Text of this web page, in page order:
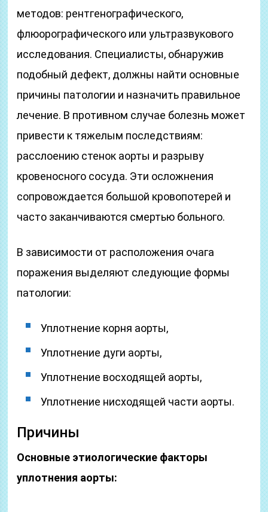
методов: рентгенографического,
флюорографического или ультразвукового
исследования. Специалисты, обнаружив
подобный дефект, должны найти основные
причины патологии и назначить правильное
лечение. В противном случае болезнь может
привести к тяжелым последствиям:
расслоению стенок аорты и разрыву
кровеносного сосуда. Эти осложнения
сопровождается большой кровопотерей и
часто заканчиваются смертью больного.
В зависимости от расположения очага
поражения выделяют следующие формы
патологии:
Уплотнение корня аорты,
Уплотнение дуги аорты,
Уплотнение восходящей аорты,
Уплотнение нисходящей части аорты.
Причины
Основные этиологические факторы
уплотнения аорты: